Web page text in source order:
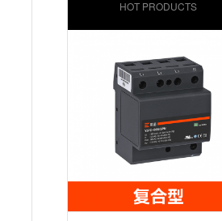
HOT PRODUCTS